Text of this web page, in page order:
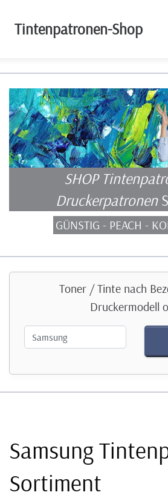
Tintenpatronen-Shop
SHOP
Druckerpatronen
GÜNSTIG - PEACH -
Toner / Tinte nach
Druckermodell
Samsung
Sortiment